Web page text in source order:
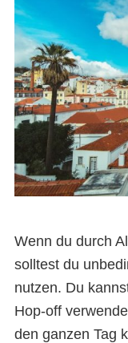
Wenn du durch
solltest du
nutzen. Du
Hop-off
den ganzen Tag